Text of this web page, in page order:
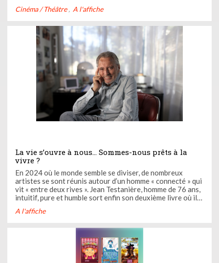
Cinéma / Théâtre A l'affiche
La vie s’ouvre à nous... Sommes-nous prêts à la
vivre ?
En 2024 où le monde semble se diviser, de nombreux
artistes se sont réunis autour d’un homme « connecté » qui
vit « entre deux rives ». Jean Testanière, homme de 76 ans,
intuitif, pure et humble sort enfin son deuxième livre où il
A l'affiche